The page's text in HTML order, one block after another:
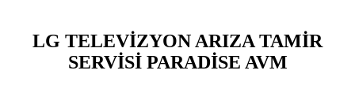
LG TELEVİZYON ARIZA TAMİR
SERVİSİ PARADİSE AVM